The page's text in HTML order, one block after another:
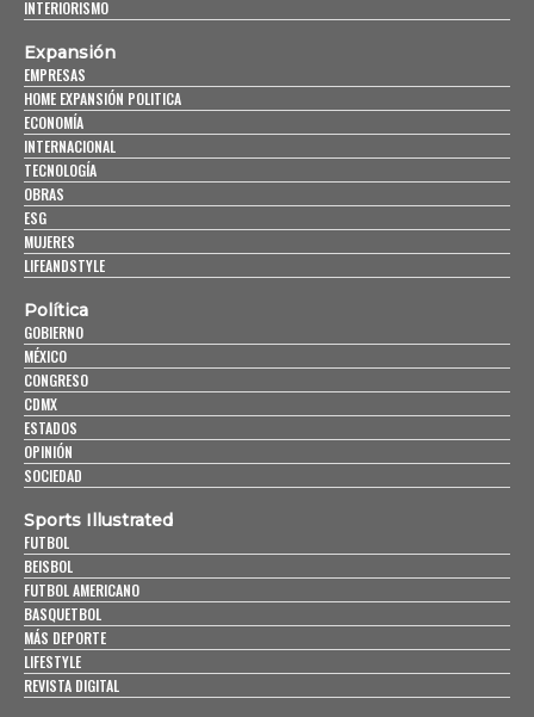
INTERIORISMO
Expansión
EMPRESAS
HOME EXPANSIÓN POLITICA
ECONOMÍA
INTERNACIONAL
TECNOLOGÍA
OBRAS
ESG
MUJERES
LIFEANDSTYLE
Política
GOBIERNO
MÉXICO
CONGRESO
CDMX
ESTADOS
OPINIÓN
SOCIEDAD
Sports Illustrated
FUTBOL
BEISBOL
FUTBOL AMERICANO
BASQUETBOL
MÁS DEPORTE
LIFESTYLE
REVISTA DIGITAL